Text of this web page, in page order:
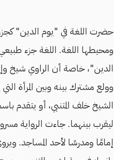
حضرت اللغة في "يوم الدين" كجزء
ومحيطها اللغة. اللغة جزء
الدين"، خاصة أن الراوي شيخ
وولع مشترك بينه وبين المرأة التي
الشيخ خلف المتنبي، أو يتقدم
ليقرب بينهما. جاءت الرواية
إمامًا ومدرسًا لأحد المساجد.